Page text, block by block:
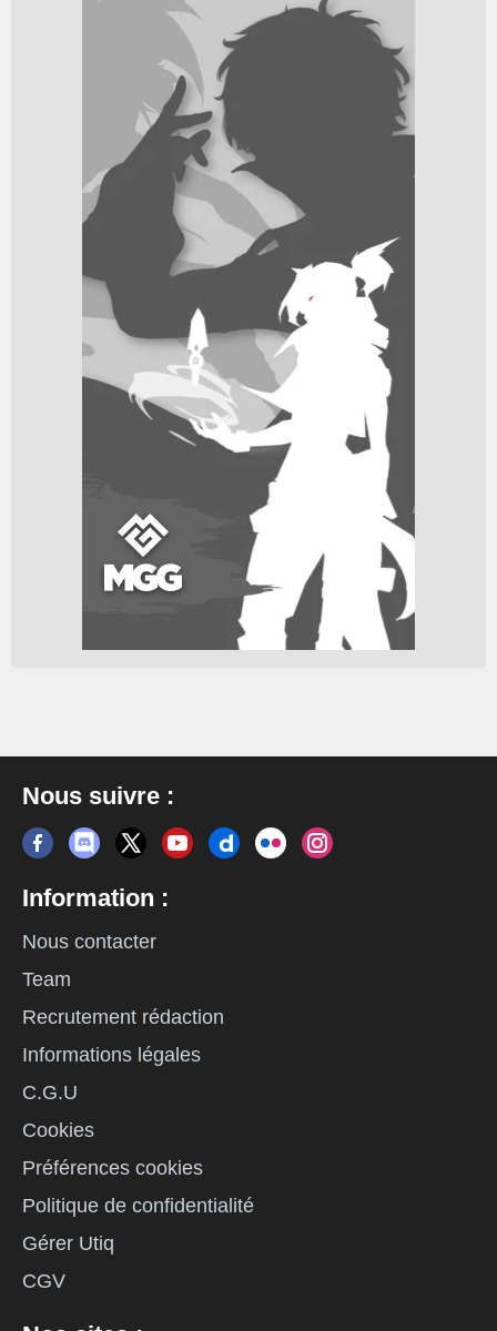
Nous suivre :
Information :
Nous contacter
Team
Recrutement rédaction
Informations légales
C.G.U
Cookies
Préférences cookies
Politique de confidentialité
Gérer Utiq
CGV